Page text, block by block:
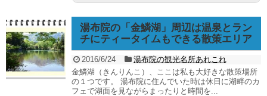
湯布院の「金鱗湖」周辺は温泉とラン
チにティータイムもできる散策エリア
2016/6/24
湯布院の観光名所あれこれ
金鱗湖（きんりんこ）、ここは私も大好きな散策場所
の１つです。 湯布院に住んでいた時は休日に湖畔のカ
フェで湖面を見ながらまったりと時間を...